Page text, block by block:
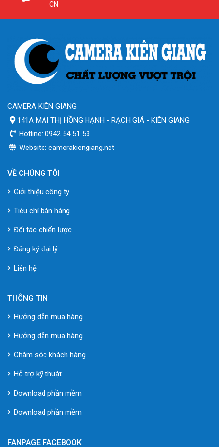
CN
CAMERA KIÊN GIANG
141A MAI THỊ HỒNG HẠNH - RẠCH GIÁ - KIÊN GIANG
Hotline: 0942 54 51 53
Website: camerakiengiang.net
VỀ CHÚNG TÔI
Giới thiệu công ty
Tiêu chí bán hàng
Đối tác chiến lược
Đăng ký đại lý
Liên hệ
THÔNG TIN
Hướng dẫn mua hàng
Hướng dẫn mua hàng
Chăm sóc khách hàng
Hỗ trợ kỹ thuật
Download phần mềm
Download phần mềm
FANPAGE FACEBOOK